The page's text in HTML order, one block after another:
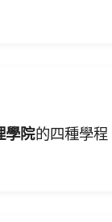
學院的四種學